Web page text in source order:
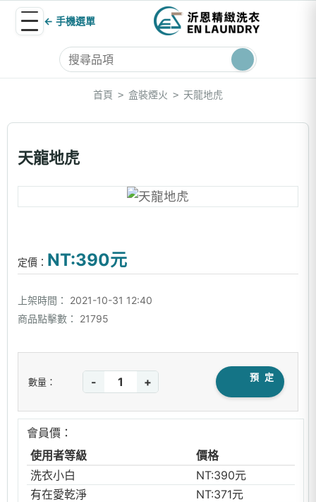
← 手機選單
首頁 > 盒裝煙火 > 天龍地虎
天龍地虎
定價： NT:390元
上架時間：
2021-10-31 12:40
商品點擊數：
21795
數量： - + 預 定
會員價：
使用者等級
價格
洗衣小白
NT:390元
有在愛乾淨
NT:371元